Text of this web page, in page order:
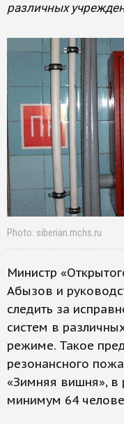
различных
Photo: siberian.mchs.ru
Министр
Абызов и
следить за
систем в
режиме. Такое
резонансного
«Зимняя вишня», в
минимум 64